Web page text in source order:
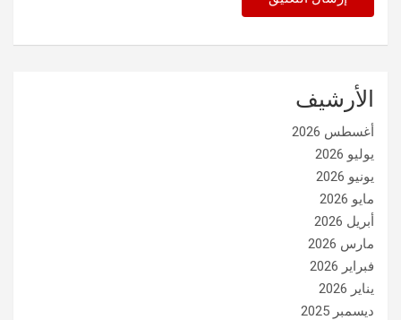
الأرشيف
أغسطس 2026
يوليو 2026
يونيو 2026
مايو 2026
أبريل 2026
مارس 2026
فبراير 2026
يناير 2026
ديسمبر 2025